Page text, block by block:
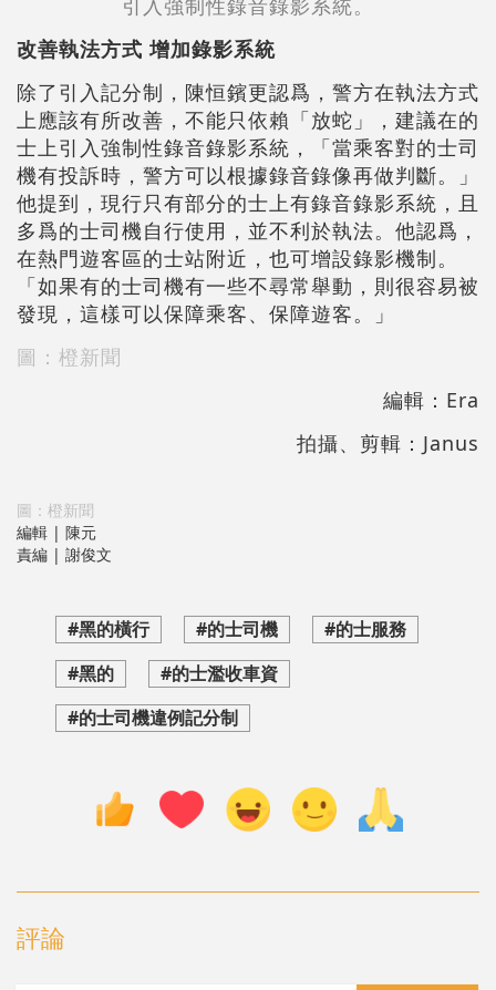
引入強制性錄音錄影系統。
改善執法方式 增加錄影系統
除了引入記分制，陳恒鑌更認爲，警方在執法方式
上應該有所改善，不能只依賴「放蛇」，建議在的
士上引入強制性錄音錄影系統，「當乘客對的士司
機有投訴時，警方可以根據錄音錄像再做判斷。」
他提到，現行只有部分的士上有錄音錄影系統，且
多爲的士司機自行使用，並不利於執法。他認爲，
在熱門遊客區的士站附近，也可增設錄影機制。
「如果有的士司機有一些不尋常舉動，則很容易被
發現，這樣可以保障乘客、保障遊客。」
圖：橙新聞
編輯：Era
拍攝、剪輯：Janus
圖：橙新聞
編輯 | 陳元
責編 | 謝俊文
#黑的橫行 #的士司機
#的士服務
#黑的
#的士濫收車資
#的士司機違例記分制
評論